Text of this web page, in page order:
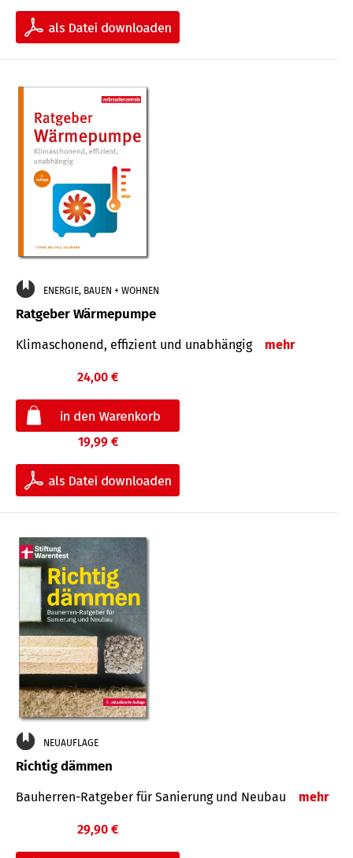
ENERGIE, BAUEN + WOHNEN
Ratgeber Wärmepumpe
Klimaschonend, effizient und unabhängig mehr
24,00 €
19,99 €
NEUAUFLAGE
Richtig dämmen
Bauherren-Ratgeber für Sanierung und Neubau mehr
29,90 €